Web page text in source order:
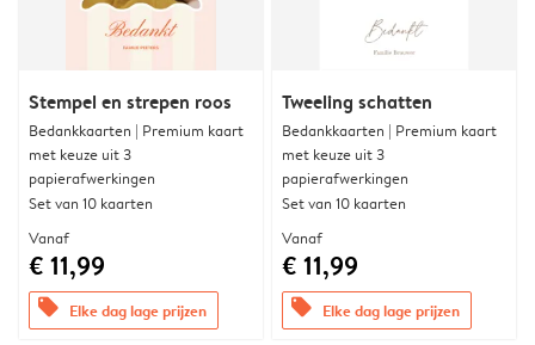
Stempel en strepen roos
Bedankkaarten | Premium kaart
met keuze uit 3
papierafwerkingen
Set van 10 kaarten
Vanaf
€ 11,99
offers Elke dag lage prijzen
Tweeling schatten
Bedankkaarten | Premium kaart
met keuze uit 3
papierafwerkingen
Set van 10 kaarten
Vanaf
€ 11,99
offers Elke dag lage prijzen